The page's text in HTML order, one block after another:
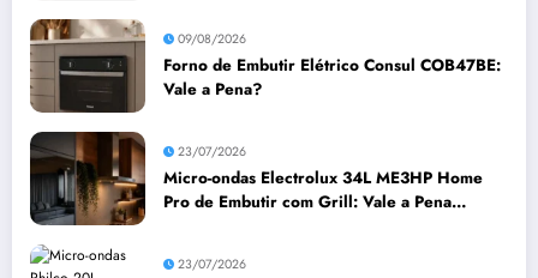
09/08/2026
Forno de Embutir Elétrico Consul COB47BE:
Vale a Pena?
23/07/2026
Micro-ondas Electrolux 34L ME3HP Home
Pro de Embutir com Grill: Vale a Pena
23/07/2026